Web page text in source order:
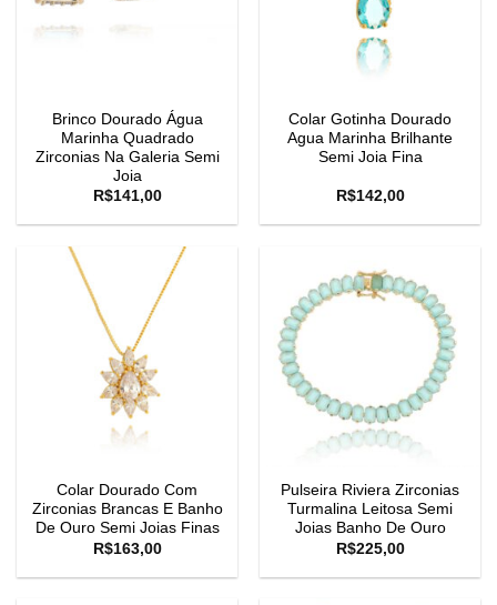
Brinco Dourado Água
Marinha Quadrado
Zirconias Na Galeria Semi
Joia
R$141,00
Colar Gotinha Dourado
Agua Marinha Brilhante
Semi Joia Fina
R$142,00
Colar Dourado Com
Zirconias Brancas E Banho
De Ouro Semi Joias Finas
R$163,00
Pulseira Riviera Zirconias
Turmalina Leitosa Semi
Joias Banho De Ouro
R$225,00